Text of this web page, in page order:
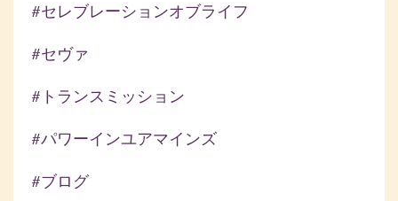
#セレブレーションオブライフ
#セヴァ
#トランスミッション
#パワーインユアマインズ
#ブログ